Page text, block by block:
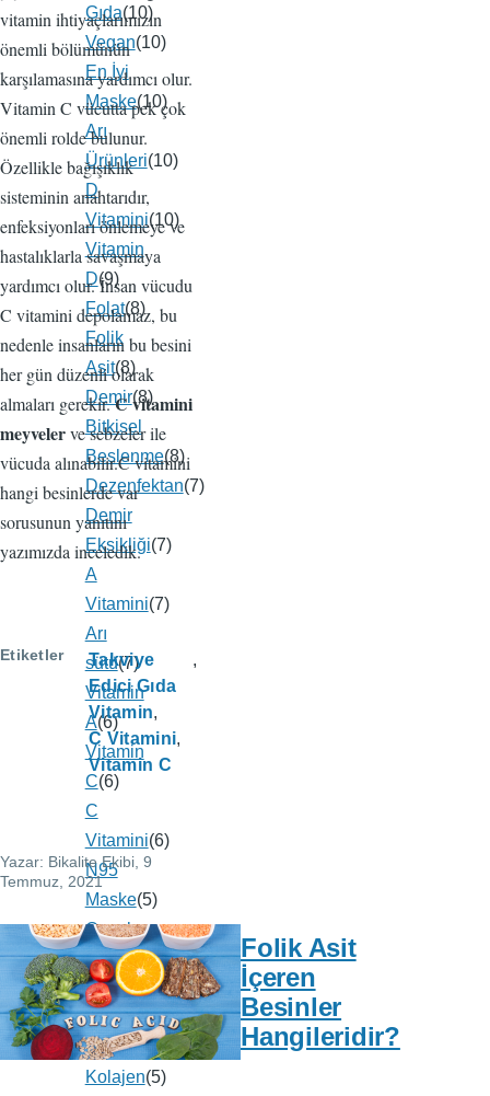
vitamin ihtiyaçlarımızın
önemli bölümünün
karşılamasına yardımcı olur.
Vitamin C vücutta pek çok
önemli rolde bulunur.
Özellikle bağışıklık
sisteminin anahtarıdır,
enfeksiyonları önlemeye ve
hastalıklarla savaşmaya
yardımcı olur. İnsan vücudu
C vitamini depolamaz, bu
nedenle insanların bu besini
her gün düzenli olarak
almaları gerekir.C vitamini
meyvelerve sebzeler ile
vücuda alınabilir.C vitamini
hangi besinlerde var
sorusunun yanıtını
yazımızda inceledik.
Etiketler
Takviye
Edici Gıda
Vitamin
C Vitamini
Vitamin C
Yazar: Bikalite Ekibi , 9
Temmuz, 2021
Folik Asit
İçeren
Besinler
Hangileridir?
Gıda(10)
Vegan(10)
En İyi
Maske(10)
Arı
Ürünleri(10)
D
Vitamini(10)
Vitamin
D(9)
Folat(8)
Folik
Asit(8)
Demir(8)
Bitkisel
Beslenme(8)
Dezenfektan(7)
Demir
Eksikliği(7)
A
Vitamini(7)
Arı
sütü(7)
Vitamin
A(6)
Vitamin
C(6)
C
Vitamini(6)
N95
Maske(5)
Çocuk
Maskesi(5)
B12
Vitamini(5)
Collagen(5)
Kolajen(5)